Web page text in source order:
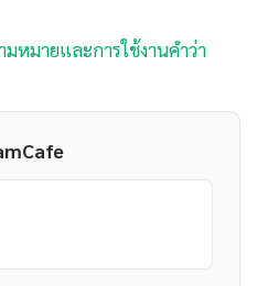
หมายและการใช้งานคำว่า